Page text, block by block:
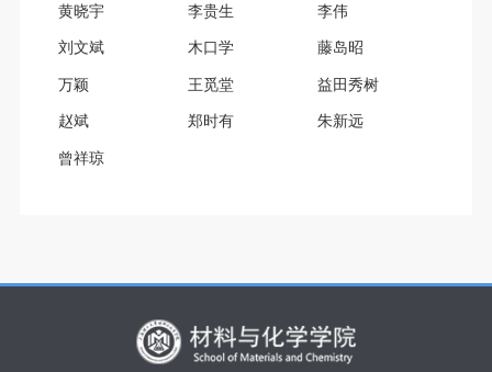
黄晓宇 李贵生 李伟
刘文斌 木口学 藤岛昭
万颖 王觅堂 益田秀树
赵斌 郑时有 朱新远
曾祥琼